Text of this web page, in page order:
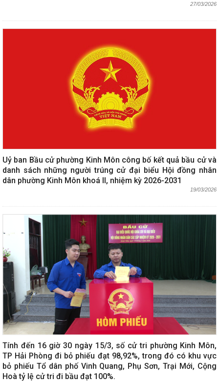
27/03/2026
Uỷ ban Bầu cử phường Kinh Môn công bố kết quả bầu cử và
danh sách những người trúng cử đại biểu Hội đồng nhân
dân phường Kinh Môn khoá II, nhiệm kỳ 2026-2031
19/03/2026
Tính đến 16 giờ 30 ngày 15/3, số cử tri phường Kinh Môn,
TP Hải Phòng đi bỏ phiếu đạt 98,92%, trong đó có khu vực
bỏ phiếu Tổ dân phố Vinh Quang, Phụ Sơn, Trại Mới, Cộng
Hoà tỷ lệ cử tri đi bầu đạt 100%.